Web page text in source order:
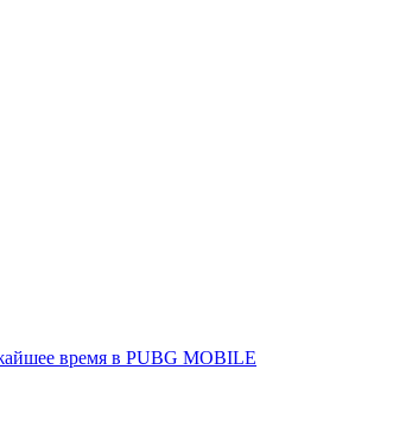
время в PUBG MOBILE